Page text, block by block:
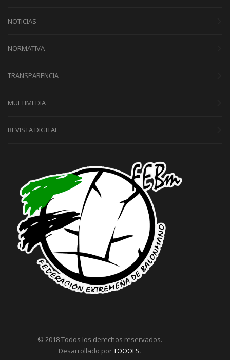
NOTICIAS
NORMATIVA
TRANSPARENCIA
MULTIMEDIA
REVISTA DIGITAL
© 2018 Todos los derechos reservados.
Desarrollado porTOOOLS.